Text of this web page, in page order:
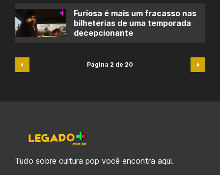
Furiosa é mais um fracasso nas
bilheterias de uma temporada
decepcionante
Página 2 de 20
Tudo sobre cultura pop você encontra aqui.